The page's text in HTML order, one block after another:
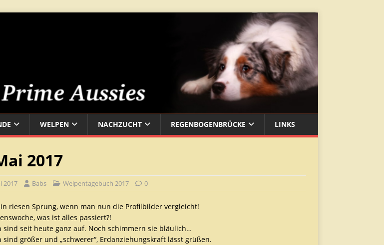
WELPEN NACHZUCHT REGENBOGENBRÜCKE LINKS
2017
2017 Babs Welpentagebuch 2017 0
riesen Sprung, wenn man nun die Profilbilder vergleicht!
was ist alles passiert?!
sind seit heute ganz auf. Noch schimmern sie bläulich…
sind größer und „schwerer“, Erdanziehungskraft lässt grüßen.